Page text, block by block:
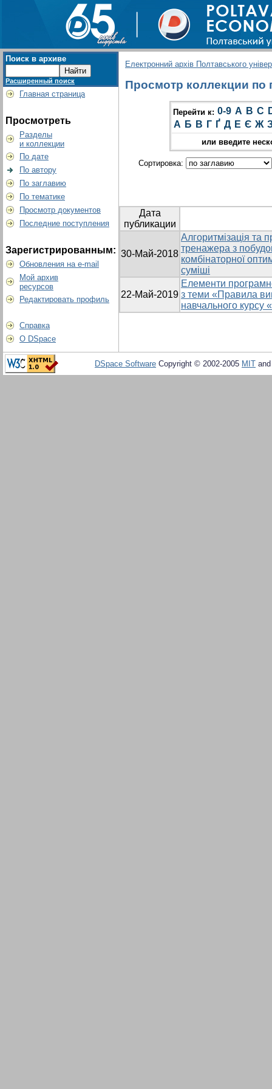
Поиск в архиве
Расширенный поиск
Главная страница
Просмотреть
Разделы
и коллекции
По дате
По автору
По заглавию
По тематике
Просмотр документов
Последние поступления
Зарегистрированным:
Обновления на e-mail
Мой архив
ресурсов
Редактировать профиль
Справка
О DSpace
Електронний архів Полтавського
Просмотр коллекции по
Перейти к: 0-9 A B C
А Б В Г Ґ Д Е Є Ж
или введите
Сортировка:
Дата
публикации
30-Май-2018
Алгоритмізація та
тренажера з
комбінаторної
суміші
22-Май-2019
Елементи
з теми «Правила
навчального курсу
DSpace Software Copyright © 2002-2005 MIT